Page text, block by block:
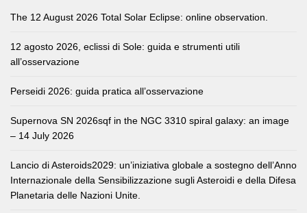
The 12 August 2026 Total Solar Eclipse: online observation.
12 agosto 2026, eclissi di Sole: guida e strumenti utili
all’osservazione
Perseidi 2026: guida pratica all’osservazione
Supernova SN 2026sqf in the NGC 3310 spiral galaxy: an image
– 14 July 2026
Lancio di Asteroids2029: un’iniziativa globale a sostegno dell’Anno
Internazionale della Sensibilizzazione sugli Asteroidi e della Difesa
Planetaria delle Nazioni Unite.